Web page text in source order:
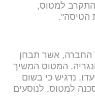
למטוס,
הטיסה".
החברה, אשר תבחן
המטוס המשיך
נדגיש כי בשום
למטוס, לנוסעים